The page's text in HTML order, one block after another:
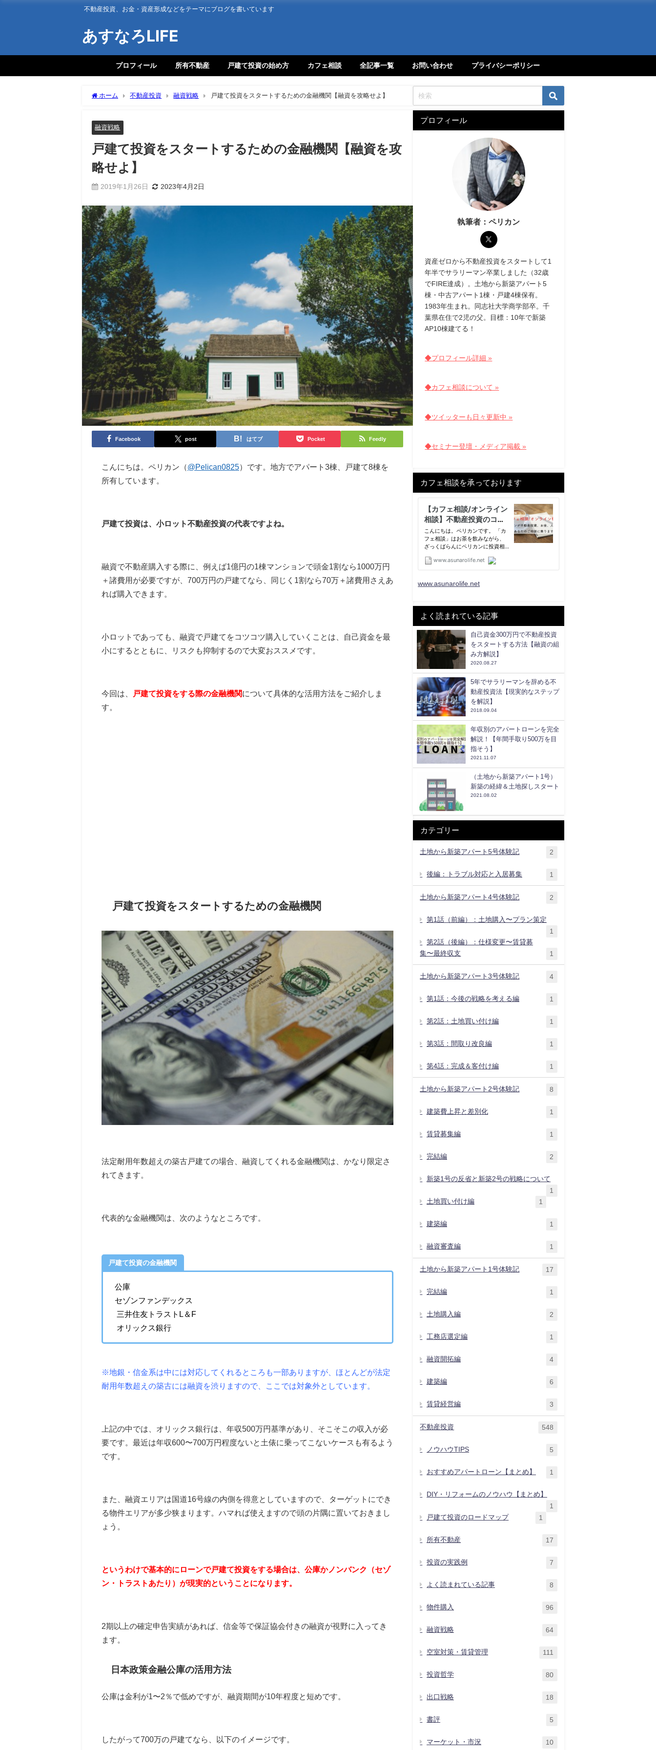
不動産投資、お金・資産形成などをテーマにブログを書いています
あすなろLIFE
プロフィール 所有不動産 戸建て投資の始め方 カフェ相談 全記事一覧 お問い合わせ プライバシーポリシー
ホーム 不動産投資 融資戦略 戸建て投資をスタートするための金融機関【融資を攻略せよ】
融資戦略
戸建て投資をスタートするための金融機関【融資を攻
略せよ】
2019年1月26日 2023年4月2日
Facebook post はてブ Pocket Feedly
こんにちは。ペリカン（@Pelican0825）です。地方でアパート3棟、戸建て8棟を
所有しています。
戸建て投資は、小ロット不動産投資の代表ですよね。
融資で不動産購入する際に、例えば1億円の1棟マンションで頭金1割なら1000万円
＋諸費用が必要ですが、700万円の戸建てなら、同じく1割なら70万＋諸費用さえあ
れば購入できます。
小ロットであっても、融資で戸建てをコツコツ購入していくことは、自己資金を最
小にするとともに、リスクも抑制するので大変おススメです。
今回は、 戸建て投資をする際の金融機関について具体的な活用方法をご紹介しま
す。
戸建て投資をスタートするための金融機関
法定耐用年数超えの築古戸建ての場合、融資してくれる金融機関は、かなり限定さ
れてきます。
代表的な金融機関は、次のようなところです。
戸建て投資の金融機関
公庫
セゾンファンデックス
三井住友トラストL＆F
オリックス銀行
※地銀・信金系は中には対応してくれるところも一部ありますが、ほとんどが法定
耐用年数超えの築古には融資を渋りますので、ここでは対象外としています。
上記の中では、オリックス銀行は、年収500万円基準があり、そこそこの収入が必
要です。最近は年収600〜700万円程度ないと土俵に乗ってこないケースも有るよう
です。
また、融資エリアは国道16号線の内側を得意としていますので、ターゲットにでき
る物件エリアが多少狭まります。ハマれば使えますので頭の片隅に置いておきまし
ょう。
というわけで基本的にローンで戸建て投資をする場合は、公庫かノンバンク（セゾ
ン・トラストあたり）が現実的ということになります。
2期以上の確定申告実績があれば、信金等で保証協会付きの融資が視野に入ってき
ます。
日本政策金融公庫の活用方法
公庫は金利が1〜2％で低めですが、融資期間が10年程度と短めです。
したがって700万の戸建てなら、以下のイメージです。
プロフィール
執筆者：ペリカン
資産ゼロから不動産投資をスタートして1
年半でサラリーマン卒業しました（32歳
でFIRE達成）。土地から新築アパート5
棟・中古アパート1棟・戸建4棟保有。
1983年生まれ。同志社大学商学部卒。千
葉県在住で2児の父。目標：10年で新築
AP10棟建てる！
◆プロフィール詳細 »
◆カフェ相談について »
◆ツイッターも日々更新中 »
◆セミナー登壇・メディア掲載 »
カフェ相談を承っております
www.asunarolife.net
よく読まれている記事
自己資金300万円で不動産投資
をスタートする方法【融資の組
み方解説】
2020.08.27
5年でサラリーマンを辞める不
動産投資法【現実的なステップ
を解説】
2018.09.04
年収別のアパートローンを完全
解説！【年間手取り500万を目
指そう】
2021.11.07
（土地から新築アパート1号）
新築の経緯＆土地探しスタート
2021.08.02
カテゴリー
土地から新築アパート5号体験記 2
後編：トラブル対応と入居募集 1
土地から新築アパート4号体験記 2
第1話（前編）：土地購入〜プラン策定
1
第2話（後編）：仕様変更〜賃貸募
集〜最終収支
1
土地から新築アパート3号体験記 4
第1話：今後の戦略を考える編 1
第2話：土地買い付け編 1
第3話：間取り改良編 1
第4話：完成＆客付け編 1
土地から新築アパート2号体験記 8
建築費上昇と差別化 1
賃貸募集編 1
完結編 2
新築1号の反省と新築2号の戦略について
1
土地買い付け編
1
建築編 1
融資審査編 1
土地から新築アパート1号体験記 17
完結編 1
土地購入編 2
工務店選定編 1
融資開拓編 4
建築編 6
賃貸経営編 3
不動産投資 548
ノウハウTIPS 5
おすすめアパートローン【まとめ】 1
DIY・リフォームのノウハウ【まとめ】
1
戸建て投資のロードマップ
1
所有不動産 17
投資の実践例 7
よく読まれている記事 8
物件購入 96
融資戦略 64
空室対策・賃貸管理 111
投資哲学 80
出口戦略 18
書評 5
マーケット・市況 10